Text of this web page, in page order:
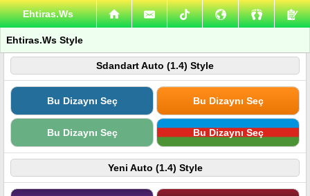
Ehtiras.Ws
Ehtiras.Ws Style
Sdandart Auto (1.4) Style
Bu Dizaynı Seç Bu Dizaynı Seç
Bu Dizaynı Seç Bu Dizaynı Seç
Yeni Auto (1.4) Style